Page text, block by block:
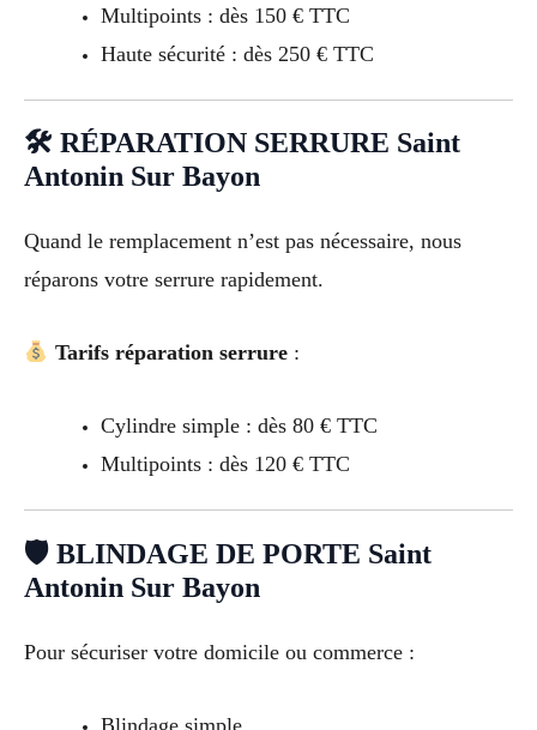
Multipoints : dès 150 € TTC
Haute sécurité : dès 250 € TTC
🛠 RÉPARATION SERRURE Saint
Antonin Sur Bayon
Quand le remplacement n’est pas nécessaire, nous
réparons votre serrure rapidement.
Tarifs réparation serrure:
Cylindre simple : dès 80 € TTC
Multipoints : dès 120 € TTC
🛡 BLINDAGE DE PORTE Saint
Antonin Sur Bayon
Pour sécuriser votre domicile ou commerce :
Blindage simple